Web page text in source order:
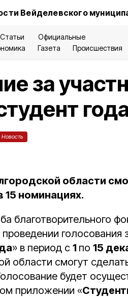
Вейделевского
Статьи
Официальные
Газета Происшествия
за
Новость
области
15 номинациях.
благотворительного
голосования
» в период с 1 по 15
области смогут
будет
приложении «